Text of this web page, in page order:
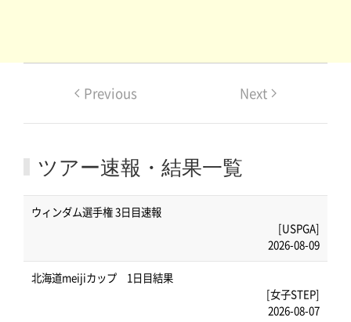
Previous Next
ツアー速報・結果一覧
ウィンダム選手権 3日目速報
[USPGA]
2026-08-09
北海道meijiカップ 1日目結果
[女子STEP]
2026-08-07